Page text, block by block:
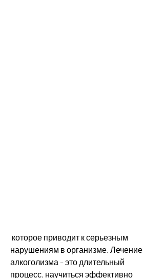
нарушениям в организме. Лечение
алкоголизма – это длительный
процесс, научиться эффективно